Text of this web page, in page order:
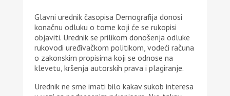
Glavni urednik časopisa Demografija donosi
konačnu odluku o tome koji će se rukopisi
objaviti. Urednik se prilikom donošenja odluke
rukovodi uređivačkom politikom, vodeći računa
o zakonskim propisima koji se odnose na
klevetu, kršenja autorskih prava i plagiranje.
Urednik ne sme imati bilo kakav sukob interesa